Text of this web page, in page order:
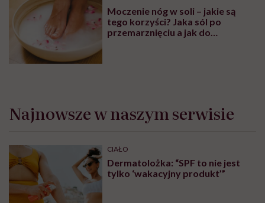
Moczenie nóg w soli – jakie są
tego korzyści? Jaka sól po
przemarznięciu a jak do
Najnowsze w naszym serwisie
CIAŁO
Dermatolożka: “SPF to nie jest
tylko ‘wakacyjny produkt’”